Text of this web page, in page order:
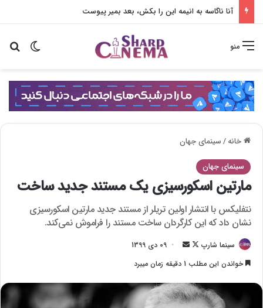
آنا ناگاسه به انیمه این را بکش، بعد بمیر پیوست
تغییر منو
خانه/سینمای جهان
سینمای جهان
مارتین اسکورسیزی یک مستند جدید ساخت
نتفلیکس با انتشار اولین تریلر از مستند جدید مارتین اسکورسیزی
نشان داد که این کارگردان ساخت مستند را فراموش نمی‌کند.
سینما شارپ
F
l
o
ا
ل
09 دی 1399
خواندن این مطلب 1 دقیقه زمان میبرد